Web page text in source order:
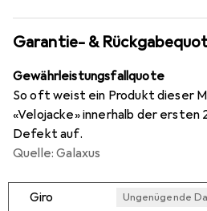
Garantie- &
Gewährleistungsfallquote
So oft weist ein Produkt dieser
«Velojacke» innerhalb der ersten
Defekt auf.
Quelle: Galaxus
Giro Ungenügende